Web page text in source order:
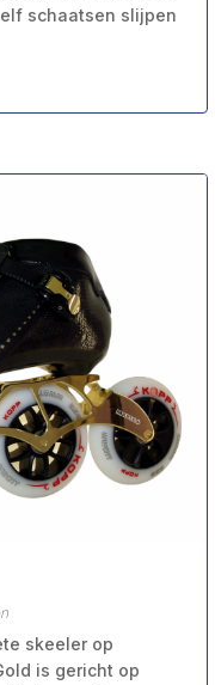
schaatsen slijpen
skeeler op
is gericht op